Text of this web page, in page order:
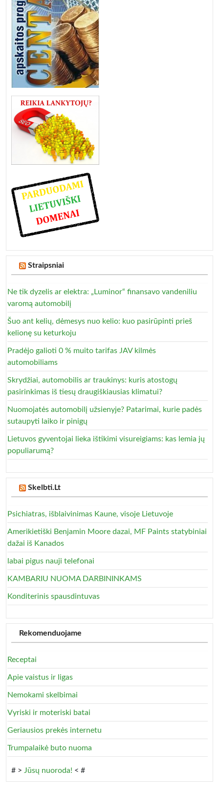
Straipsniai
Ne tik dyzelis ar elektra: „Luminor“ finansavo vandeniliu
varomą automobilį
Šuo ant kelių, dėmesys nuo kelio: kuo pasirūpinti prieš
kelionę su keturkoju
Pradėjo galioti 0 % muito tarifas JAV kilmės
automobiliams
Skrydžiai, automobilis ar traukinys: kuris atostogų
pasirinkimas iš tiesų draugiškiausias klimatui?
Nuomojatės automobilį užsienyje? Patarimai, kurie padės
sutaupyti laiko ir pinigų
Lietuvos gyventojai lieka ištikimi visureigiams: kas lemia jų
populiarumą?
Skelbti.Lt
Psichiatras, išblaivinimas Kaune, visoje Lietuvoje
Amerikietiški Benjamin Moore dazai, MF Paints statybiniai
dažai iš Kanados
labai pigus nauji telefonai
KAMBARIU NUOMA DARBININKAMS
Konditerinis spausdintuvas
Rekomenduojame
Receptai
Apie vaistus ir ligas
Nemokami skelbimai
Vyriski ir moteriski batai
Geriausios prekės internetu
Trumpalaikė buto nuoma
# > Jūsų nuoroda! < #